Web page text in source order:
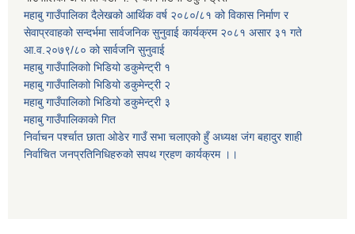
महाबु गाउँपालिका दैलेखको आर्थिक वर्ष २०८०/८१ को विकास निर्माण र
सेवाप्रवाहको सन्दर्भमा सार्वजनिक सुनुवाई कार्यक्रम २०८१ असार ३१ गते
आ.व.२०७९/८० को सार्वजनि सुनुवाई
महाबु गाउँपालिकाो भिडियो डकुमेन्ट्री १
महाबु गाउँपालिकाो भिडियो डकुमेन्ट्री २
महाबु गाउँपालिकाो भिडियो डकुमेन्ट्री ३
महाबु गाउँपालिकाको गित
निर्वाचन पर्श्चात छाता ओडेर गाउँ सभा चलाएको हुँ अध्यक्ष जंग बहादुर शाही
निर्वाचित जनप्रतिनिधिहरुको सपथ ग्रहण कार्यक्रम ।।